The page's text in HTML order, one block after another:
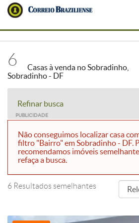
6
Casas à venda no Sobradinho,
Sobradinho - DF
Refinar busca
PUBLICIDADE
Não conseguimos localizar casa
filtro "Bairro" em Sobradinho - DF.
recomendamos imóveis
refaça a busca.
6 Resultados semelhantes